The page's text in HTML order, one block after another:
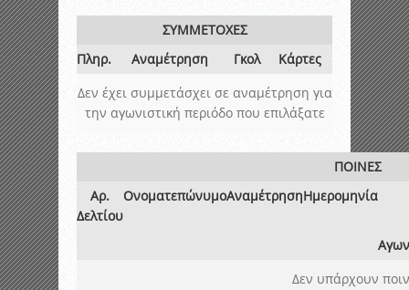
ΣΥΜΜΕΤΟΧΕΣ
Πληρ.
Αναμέτρηση Γκολ
Κάρτες
Δεν έχει συμμετάσχει σε αναμέτρηση για
την αγωνιστική περιόδο που επιλάξατε
ΠΟΙΝΕΣ
Αρ.
Δελτίου
ΟνοματεπώνυμοΑναμέτρησηΗμερομηνία
Δεν υπάρχουν